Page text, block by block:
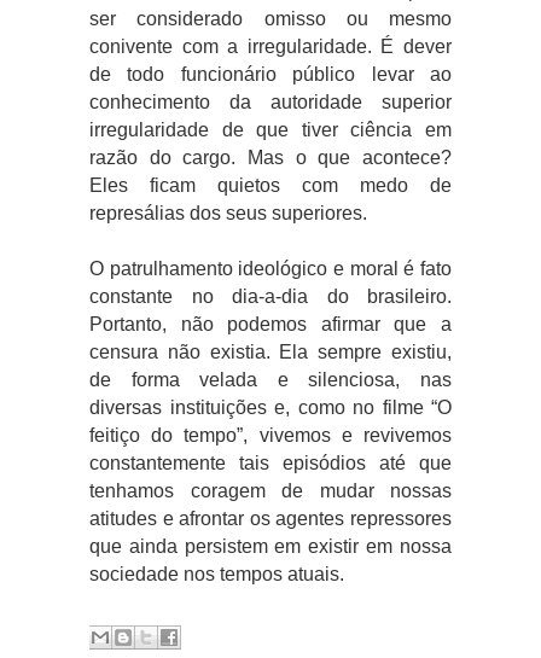
ser considerado omisso ou mesmo
conivente com a irregularidade. É dever
de todo funcionário público levar ao
conhecimento da autoridade superior
irregularidade de que tiver ciência em
razão do cargo. Mas o que acontece?
Eles ficam quietos com medo de
represálias dos seus superiores.
O patrulhamento ideológico e moral é fato
constante no dia-a-dia do brasileiro.
Portanto, não podemos afirmar que a
censura não existia. Ela sempre existiu,
de forma velada e silenciosa, nas
diversas instituições e, como no filme “O
feitiço do tempo”, vivemos e revivemos
constantemente tais episódios até que
tenhamos coragem de mudar nossas
atitudes e afrontar os agentes repressores
que ainda persistem em existir em nossa
sociedade nos tempos atuais.